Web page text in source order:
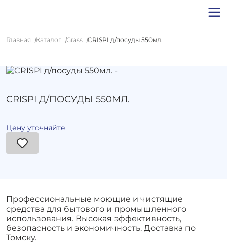
Главная Каталог Grass CRISPI д/посуды 550мл.
CRISPI Д/ПОСУДЫ 550МЛ.
Цену уточняйте
Профессиональные моющие и чистящие
средства для бытового и промышленного
использования. Высокая эффективность,
безопасность и экономичность. Доставка по
Томску.